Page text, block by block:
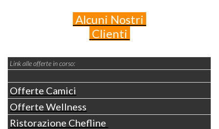
Alcuni Nostri
Clienti
Link alle offerte in corso:
Offerte Camici
Offerte Wellness
Ristorazione Chefline